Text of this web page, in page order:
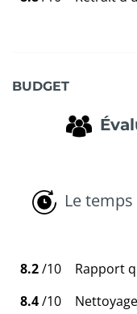
BUDGET
Le
8.2/10
Rapport
8.4/10